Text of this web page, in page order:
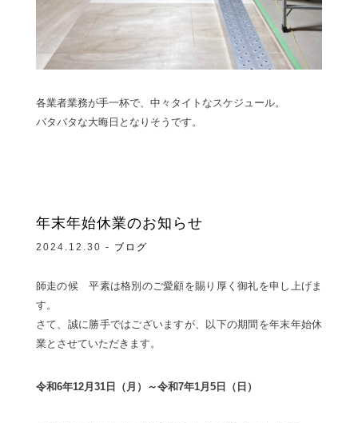
各業者業務が手一杯で、中々タイトなスケジュール。
バタバタな大晦日となりそうです。
年末年始休業のお知らせ
2024.12.30 - ブログ
師走の候 平素は格別のご愛顧を賜り厚く御礼を申し上げま
す。
さて、誠に勝手ではございますが、以下の期間を年末年始休
業とさせていただきます。
令和6年12月31日（月）～令和7年1月5日（日）